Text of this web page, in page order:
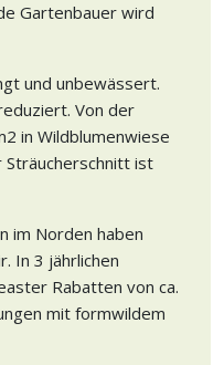
Gartenbauer wird
und unbewässert.
Von der
in Wildblumenwiese
Sträucherschnitt ist
im Norden haben
In 3 jährlichen
Rabatten von ca.
mit formwildem